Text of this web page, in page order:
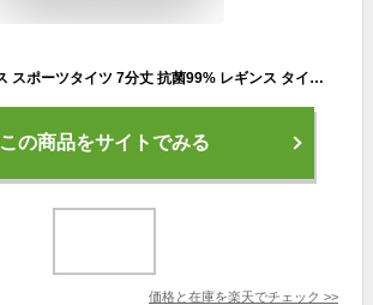
スパッツ レディース スポーツタイツ 7分丈 抗菌99% レギンス タイツ スポーツウェア トレーニングウェア ランニングウェア
この商品をサイトでみる
価格と在庫を楽天でチェック >>